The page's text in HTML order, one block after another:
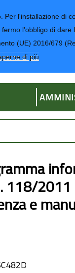
Per l'installazione di
l'obbligo di dare
(UE) 2016/679
di più
118/
e